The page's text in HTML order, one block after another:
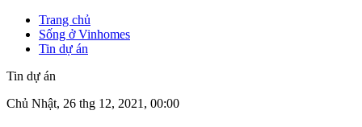
Trang chủ
Sống ở Vinhomes
Tin dự án
Tin dự án
Chủ Nhật, 26 thg 12, 2021, 00:00